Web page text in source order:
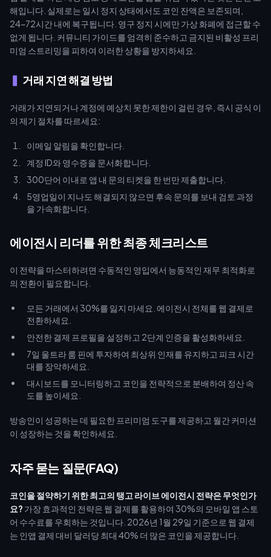
해입니다. 실제로는 일시 정지 상태에서도 코인 잔액은 보존되며,
24~72시간 내에 복구됩니다. 영구 정지 시에만 가상 화폐에 접근할 수
없게 됩니다. 커뮤니티 가이드를 엄격히 준수하고 금지된 비활성 프리
미엄 스트리밍을 피하여 이러한 상황을 방지하세요.
거래 지연 해결 방법
거래가 지연되거나 계정에 예상치 못한 제한이 걸린 경우, 즉시 공식 이
의 제기 절차를 따르세요:
이메일 알림을 확인합니다.
계정 ID와 영수증을 문서화합니다.
300단어 이내로 앱 내 문의 티켓을 한 번만 제출합니다.
5영업일이 지나도 해결되지 않으면 후속 문의를 보내 검토 과정
을 가속화합니다.
에이전시 리더를 위한 최종 체크리스트
이 전략을 마스터하려면 수동적인 영입에서 능동적인 재무 최적화로
의 전환이 필요합니다.
모든 거래에서 30%를 잃지 마세요. 에이전시 전체를 웹 결제로
전환하세요.
안전한 결제 프로필을 설정하고 2단계 인증을 활성화하세요.
7일 울트라 룸 핀에 투자하여 최상위 인재를 유지하고 피크 시간
대를 장악하세요.
대시보드를 모니터링하고 코인을 전략적으로 분배하여 정산 속
도를 높이세요.
방송인이 성공하는 데 필요한 프리미엄 도구를 제공하고 월간 커미션
이 성장하는 것을 확인하세요.
자주 묻는 질문(FAQ)
코인을 절약하기 위한 최고의 탱고 라이브 에이전시 전략은 무엇인가
요? 가장 효과적인 전략은 웹 결제를 활용하여 30%의 모바일 앱 스토
어 수수료를 우회하는 것입니다. 2026년 1월 29일 기준으로 웹 결제
는 인앱 결제 대비 달러당 최대 40% 더 많은 코인을 제공합니다.